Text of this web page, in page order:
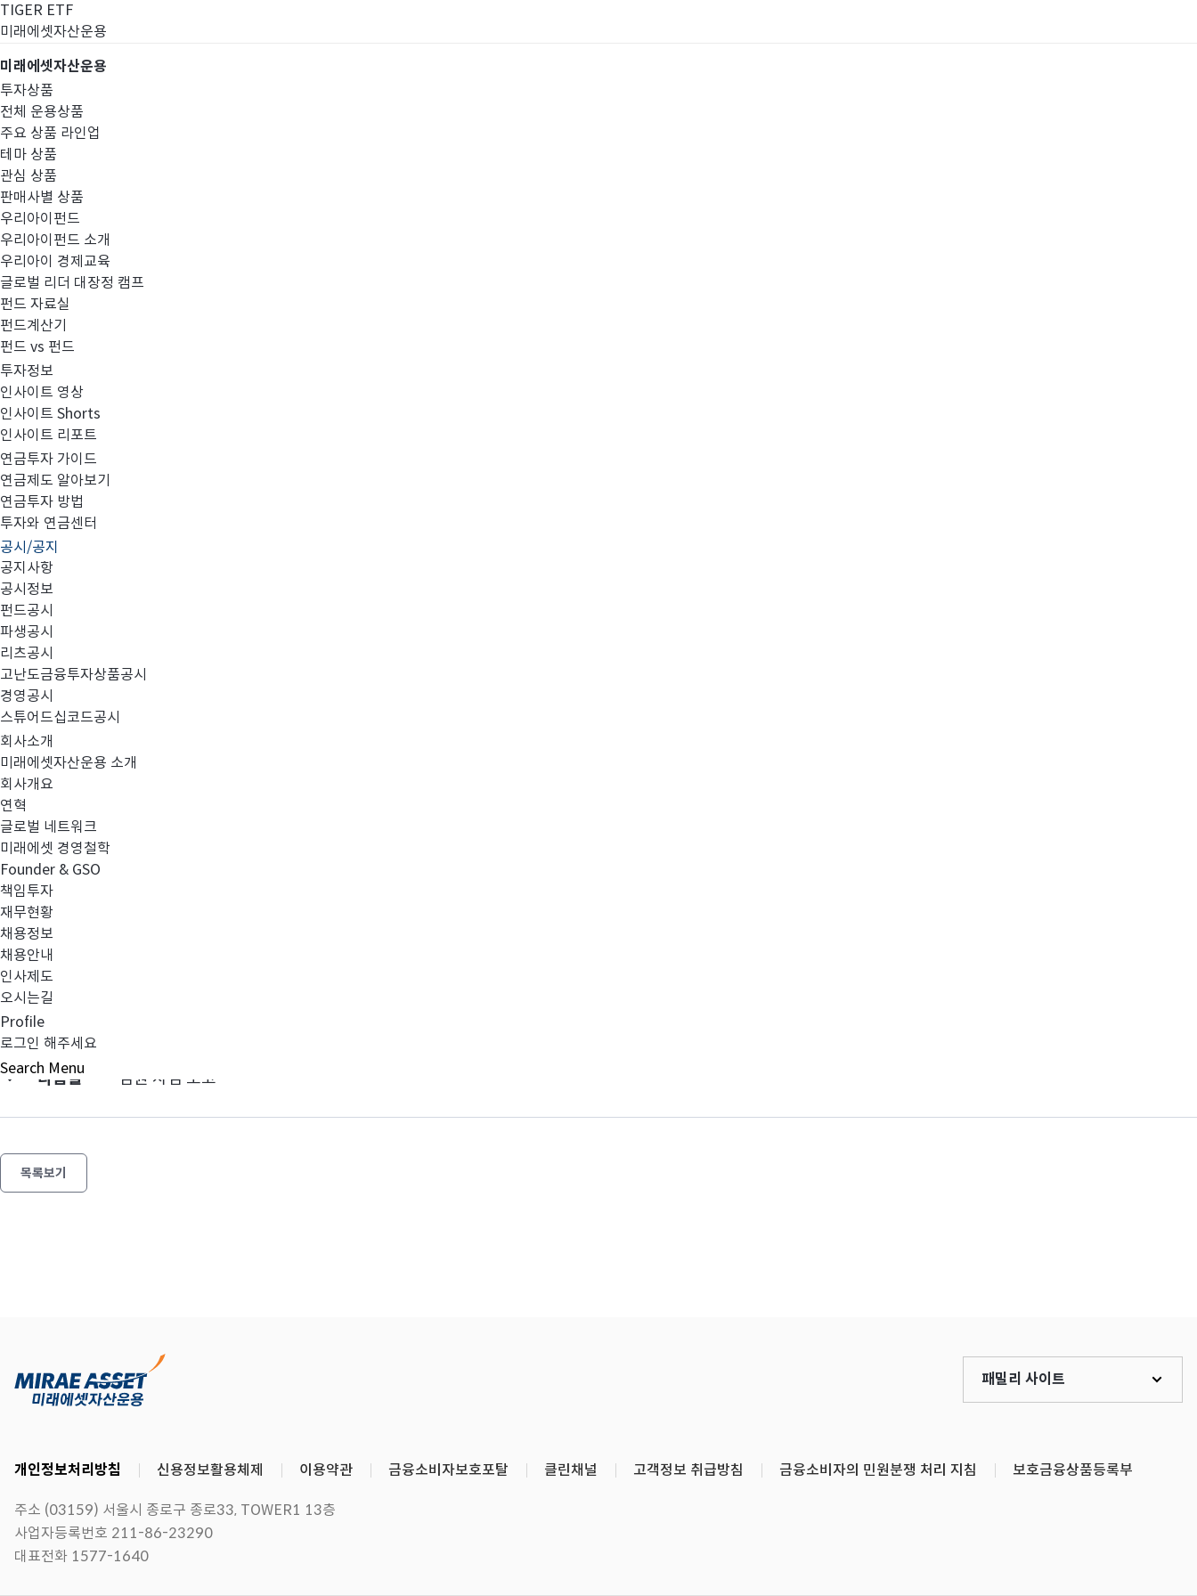
TIGER ETF
미래에셋자산운용
미래에셋자산운용
투자상품
전체 운용상품
주요 상품 라인업
테마 상품
관심 상품
판매사별 상품
우리아이펀드
우리아이펀드 소개
우리아이 경제교육
글로벌 리더 대장정 캠프
펀드 자료실
펀드계산기
펀드 vs 펀드
투자정보
인사이트 영상
인사이트 Shorts
인사이트 리포트
연금투자 가이드
연금제도 알아보기
연금투자 방법
투자와 연금센터
공시/공지
공지사항
공시정보
펀드공시
파생공시
리츠공시
고난도금융투자상품공시
경영공시
스튜어드십코드공시
회사소개
미래에셋자산운용 소개
회사개요
연혁
글로벌 네트워크
미래에셋 경영철학
Founder & GSO
책임투자
재무현황
채용정보
채용안내
인사제도
오시는길
Profile
로그인 해주세요
Search Menu
경영공시
2017년 1분기 영업보고서
첨부와 같이 당사의 주요 경영사항을 공시합니다.
금융투자업자_영업보고서_20170331_미래에셋자산운용_최종.pdf
이전글
다음글 임원 사임 보고
목록보기
개인정보처리방침 신용정보활용체제 이용약관 금융소비자보호포탈 클린채널 고객정보 취급방침 금융소비자의 민원분쟁 처리 지침 보호금융상품등록부
패밀리 사이트
주소 (03159) 서울시 종로구 종로33, TOWER1 13층
사업자등록번호 211-86-23290
대표전화 1577-1640